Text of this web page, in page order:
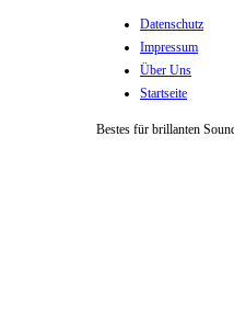
Datenschutz
Impressum
Über Uns
Startseite
Bestes für brillanten